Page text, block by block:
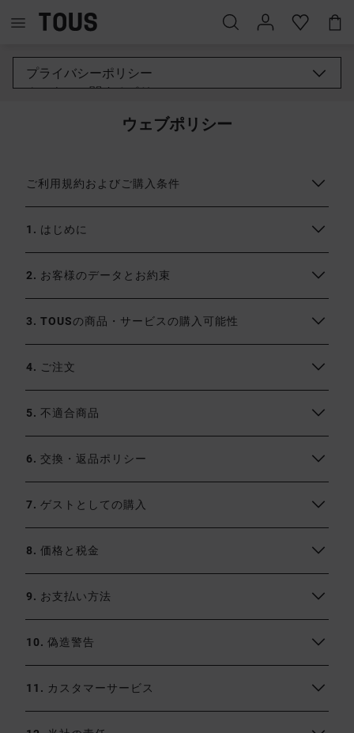
プライバシーポリシー
クッキーに関するポリシー
ウェブポリシー
ご利用規約およびご購入条件
1. はじめに
2. お客様のデータとお約束
3. TOUSの商品・サービスの購入可能性
4. ご注文
5. 不適合商品
6. 交換・返品ポリシー
7. ゲストとしての購入
8. 価格と税金
9. お支払い方法
10. 偽造警告
11. カスタマーサービス